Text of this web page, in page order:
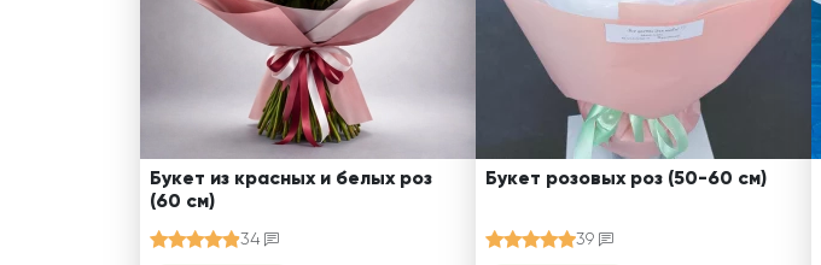
Букет из красных и белых роз
(60 см)
34
Букет розовых роз (50-60 см)
39